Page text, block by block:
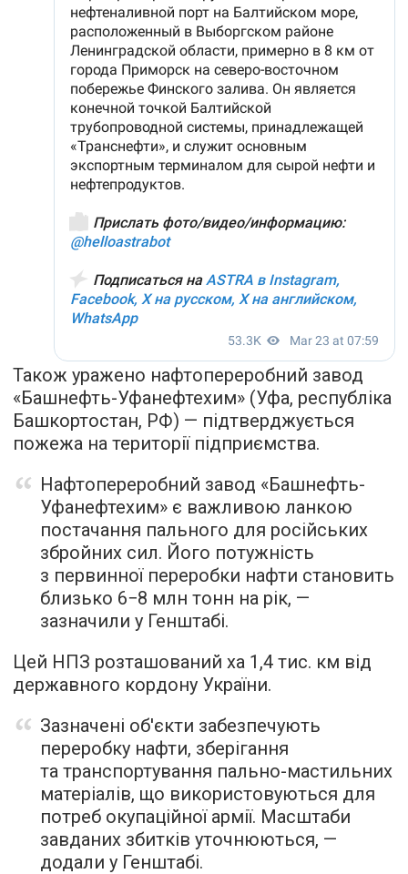
Також уражено нафтопереробний завод
«Башнефть-Уфанефтехим» (Уфа, республіка
Башкортостан, РФ) — підтверджується
пожежа на території підприємства.
Нафтопереробний завод «Башнефть-
Уфанефтехим» є важливою ланкою
постачання пального для російських
збройних сил. Його потужність
з первинної переробки нафти становить
близько 6−8 млн тонн на рік, —
зазначили у Генштабі.
Цей НПЗ розташований ха 1,4 тис. км від
державного кордону України.
Зазначені об'єкти забезпечують
переробку нафти, зберігання
та транспортування пально-мастильних
матеріалів, що використовуються для
потреб окупаційної армії. Масштаби
завданих збитків уточнюються, —
додали у Генштабі.